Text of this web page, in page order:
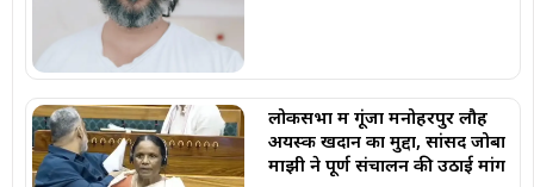
लोकसभा में गूंजा मनोहरपुर लौह
अयस्क खदान का मुद्दा, सांसद जोबा
माझी ने पूर्ण संचालन की उठाई मांग